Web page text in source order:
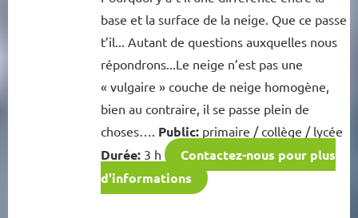
base et la surface de la neige. Que ce passe
t’il... Autant de questions auxquelles nous
répondrons...Le neige n’est pas une
« vulgaire » couche de neige homogène,
bien au contraire, il se passe plein de
choses…. Public:primaire / collège / lycée
Durée:3 h
Contactez-nous pour plus
d'informations